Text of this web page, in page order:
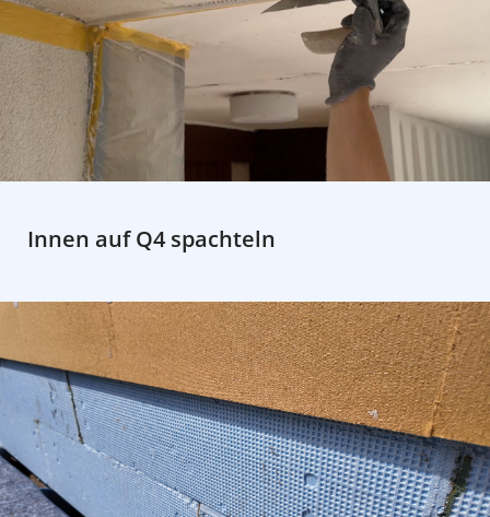
Innen auf Q4 spachteln